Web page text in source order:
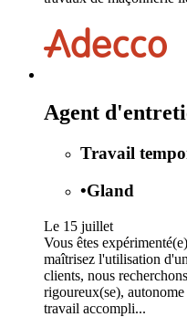
Agent
Travail
•Gland
Le 15 juillet
Vous êtes
maîtrisez l'utilisation
clients, nous
rigoureux(se),
travail accompli...